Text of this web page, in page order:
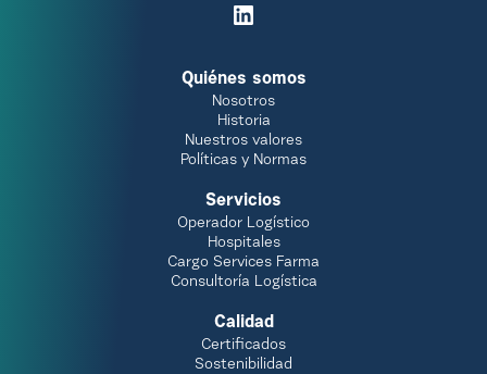
Quiénes somos
Nosotros
Historia
Nuestros valores
Políticas y Normas
Servicios
Operador Logístico
Hospitales
Cargo Services Farma
Consultoría Logística
Calidad
Certificados
Sostenibilidad